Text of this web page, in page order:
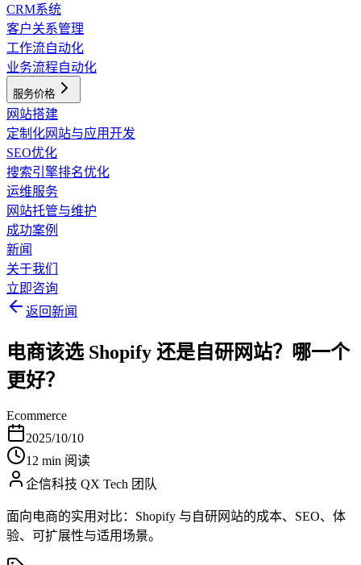
CRM系统
客户关系管理
工作流自动化
业务流程自动化
服务价格
网站搭建
定制化网站与应用开发
SEO优化
搜索引擎排名优化
运维服务
网站托管与维护
成功案例
新闻
关于我们
立即咨询
返回新闻
电商该选 Shopify 还是自研网站？哪一个
更好？
Ecommerce
2025/10/10
12 min 阅读
企信科技 QX Tech 团队
面向电商的实用对比：Shopify 与自研网站的成本、SEO、体
验、可扩展性与适用场景。